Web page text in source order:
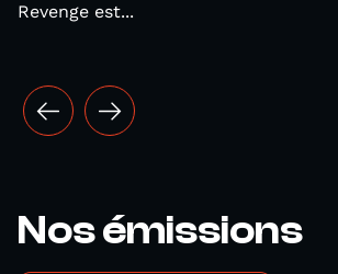
Revenge est...
Nos émissions